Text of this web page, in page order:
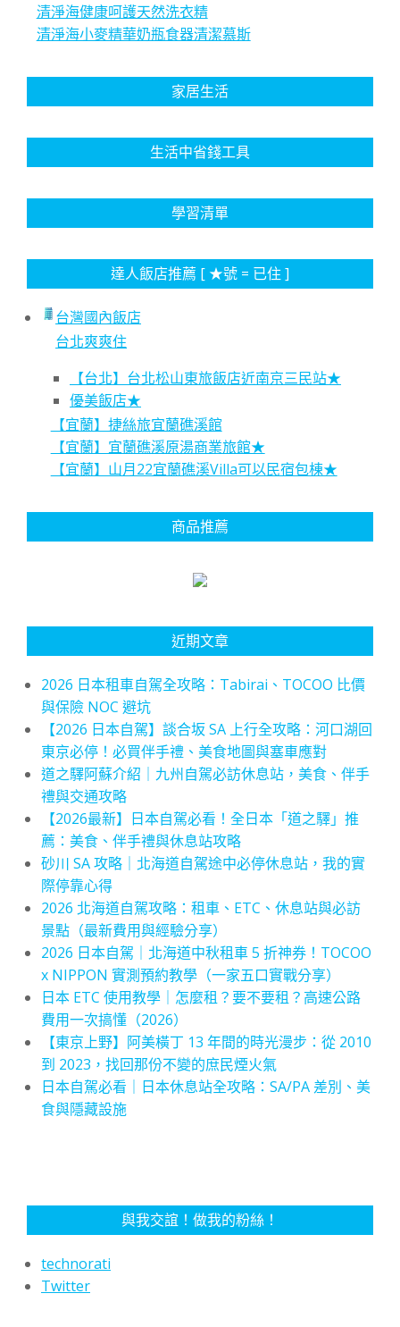
清淨海健康呵護天然洗衣精
清淨海小麥精華奶瓶食器清潔慕斯
家居生活
生活中省錢工具
學習清單
達人飯店推薦 [ ★號 = 已住 ]
台灣國內飯店
台北爽爽住
【台北】台北松山東旅飯店近南京三民站★
優美飯店★
【宜蘭】捷絲旅宜蘭礁溪館
【宜蘭】宜蘭礁溪原湯商業旅館★
【宜蘭】山月22宜蘭礁溪Villa可以民宿包棟★
商品推薦
近期文章
2026 日本租車自駕全攻略：Tabirai、TOCOO 比價
與保險 NOC 避坑
【2026 日本自駕】談合坂 SA 上行全攻略：河口湖回
東京必停！必買伴手禮、美食地圖與塞車應對
道之驛阿蘇介紹｜九州自駕必訪休息站，美食、伴手
禮與交通攻略
【2026最新】日本自駕必看！全日本「道之驛」推
薦：美食、伴手禮與休息站攻略
砂川 SA 攻略｜北海道自駕途中必停休息站，我的實
際停靠心得
2026 北海道自駕攻略：租車、ETC、休息站與必訪
景點（最新費用與經驗分享）
2026 日本自駕｜北海道中秋租車 5 折神券！TOCOO
x NIPPON 實測預約教學（一家五口實戰分享）
日本 ETC 使用教學｜怎麼租？要不要租？高速公路
費用一次搞懂（2026）
【東京上野】阿美橫丁 13 年間的時光漫步：從 2010
到 2023，找回那份不變的庶民煙火氣
日本自駕必看｜日本休息站全攻略：SA/PA 差別、美
食與隱藏設施
與我交誼！做我的粉絲！
technorati
Twitter